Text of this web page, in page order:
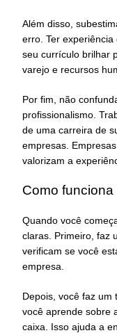
Além disso,
erro. Ter
seu currículo brilhar
varejo e recursos
Por fim, não
profissionalismo.
de uma carreira de
empresas.
valorizam a
Como funciona
Quando você
claras. Primeiro, faz
verificam se você
empresa.
Depois, você faz um
você aprende sobre
caixa. Isso ajuda a